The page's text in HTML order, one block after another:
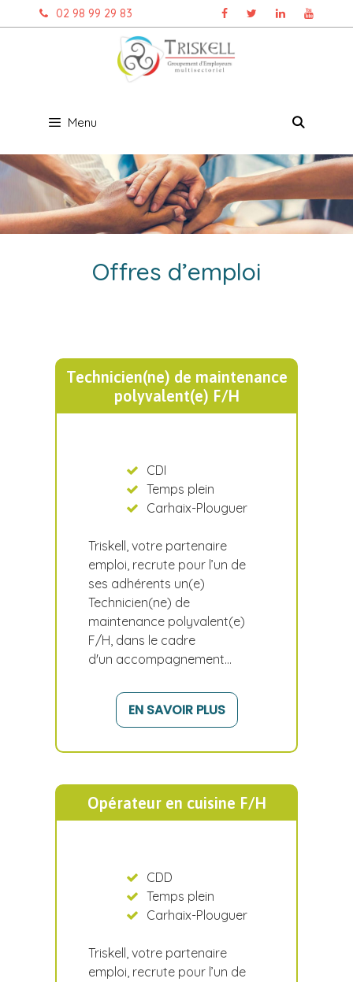
au
02 98 99 29 83
Menu
Offres d’emploi
Technicien(ne) de maintenance
polyvalent(e) F/H
CDI
Temps plein
Carhaix-Plouguer
Triskell, votre partenaire
emploi, recrute pour l’un de
ses adhérents un(e)
Technicien(ne) de
maintenance polyvalent(e)
F/H, dans le cadre
d'un accompagnement…
EN SAVOIR PLUS
Opérateur en cuisine F/H
CDD
Temps plein
Carhaix-Plouguer
Triskell, votre partenaire
emploi, recrute pour l’un de